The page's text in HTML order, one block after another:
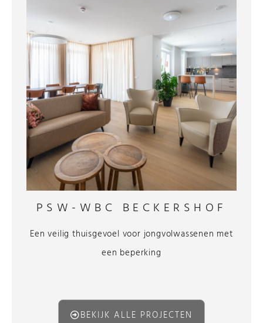
PSW-WBC BECKERSHOF
Een veilig thuisgevoel voor jongvolwassenen met
een beperking
BEKIJK ALLE PROJECTEN